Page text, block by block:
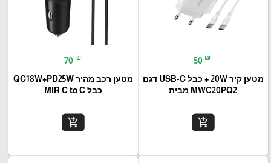
50 ₪
מטען קיר 20W + כבל USB-C דגם
MWC20PQ2 מבית
add_shopping_cart
70 ₪
מטען רכב מהיר QC18W+PD25W
כבל MIR C to C
add_shopping_cart